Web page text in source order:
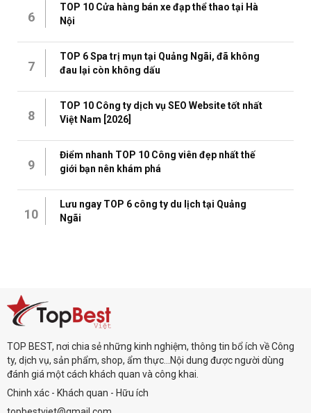
6
TOP 10 Cửa hàng bán xe đạp thể thao tại Hà
Nội
7
TOP 6 Spa trị mụn tại Quảng Ngãi, đã không
đau lại còn không dấu
8
TOP 10 Công ty dịch vụ SEO Website tốt nhất
Việt Nam [2026]
9
Điểm nhanh TOP 10 Công viên đẹp nhất thế
giới bạn nên khám phá
10
Lưu ngay TOP 6 công ty du lịch tại Quảng
Ngãi
TOP BEST, nơi chia sẻ những kinh nghiệm, thông tin bổ ích về Công
ty, dịch vụ, sản phẩm, shop, ẩm thực...Nội dung được người dùng
đánh giá một cách khách quan và công khai.
Chinh xác - Khách quan - Hữu ích